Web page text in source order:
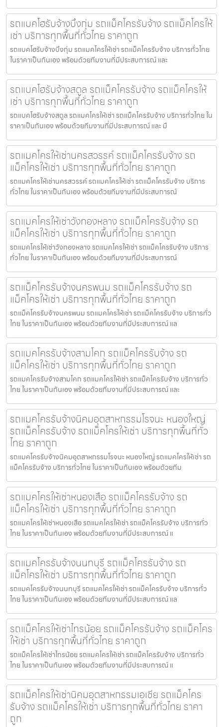
รถแบคโฮรับจ้างบึงกุ่ม รถแม็คโครรับจ้าง รถแม็คโครให้
เช่า บริการทุกพื้นที่ทั่วไทย ราคาถูก
รถแบคโฮรับจ้างบึงกุ่ม รถแมคโครให้เช่า รถแม็คโครรับจ้าง บริการทั่วไทย
ในราคาเป็นกันเอง พร้อมด้วยทีมงานที่มีประสบการณ์ และ
รถแบคโฮรับจ้างสตูล รถแม็คโครรับจ้าง รถแม็คโครให้
เช่า บริการทุกพื้นที่ทั่วไทย ราคาถูก
รถแบคโฮรับจ้างสตูล รถแมคโครให้เช่า รถแม็คโครรับจ้าง บริการทั่วไทย ใน
ราคาเป็นกันเอง พร้อมด้วยทีมงานที่มีประสบการณ์ และ มื
รถแมคโครให้เช่านครสวรรค์ รถแม็คโครรับจ้าง รถ
แม็คโครให้เช่า บริการทุกพื้นที่ทั่วไทย ราคาถูก
รถแมคโครให้เช่านครสวรรค์ รถแมคโครให้เช่า รถแม็คโครรับจ้าง บริการ
ทั่วไทย ในราคาเป็นกันเอง พร้อมด้วยทีมงานที่มีประสบการณ์
รถแมคโครให้เช่าวังทองหลาง รถแม็คโครรับจ้าง รถ
แม็คโครให้เช่า บริการทุกพื้นที่ทั่วไทย ราคาถูก
รถแมคโครให้เช่าวังทองหลาง รถแมคโครให้เช่า รถแม็คโครรับจ้าง บริการ
ทั่วไทย ในราคาเป็นกันเอง พร้อมด้วยทีมงานที่มีประสบการณ์
รถแม็คโครรับจ้างนครพนม รถแม็คโครรับจ้าง รถ
แม็คโครให้เช่า บริการทุกพื้นที่ทั่วไทย ราคาถูก
รถแม็คโครรับจ้างนครพนม รถแมคโครให้เช่า รถแม็คโครรับจ้าง บริการทั่ว
ไทย ในราคาเป็นกันเอง พร้อมด้วยทีมงานที่มีประสบการณ์ แล
รถแมคโครรับจ้างสามโคก รถแม็คโครรับจ้าง รถ
แม็คโครให้เช่า บริการทุกพื้นที่ทั่วไทย ราคาถูก
รถแมคโครรับจ้างสามโคก รถแมคโครให้เช่า รถแม็คโครรับจ้าง บริการทั่ว
ไทย ในราคาเป็นกันเอง พร้อมด้วยทีมงานที่มีประสบการณ์ และ
รถแมคโครรับจ้างนิคมอุตสาหกรรมโรจนะ หนองใหญ่
รถแม็คโครรับจ้าง รถแม็คโครให้เช่า บริการทุกพื้นที่ทั่ว
ไทย ราคาถูก
รถแมคโครรับจ้างนิคมอุตสาหกรรมโรจนะ หนองใหญ่ รถแมคโครให้เช่า รถ
แม็คโครรับจ้าง บริการทั่วไทย ในราคาเป็นกันเอง พร้อมด้วยทีม
รถแมคโครให้เช่าหนองเสือ รถแม็คโครรับจ้าง รถ
แม็คโครให้เช่า บริการทุกพื้นที่ทั่วไทย ราคาถูก
รถแมคโครให้เช่าหนองเสือ รถแมคโครให้เช่า รถแม็คโครรับจ้าง บริการทั่ว
ไทย ในราคาเป็นกันเอง พร้อมด้วยทีมงานที่มีประสบการณ์ แ
รถแมคโครรับจ้างนนทบุรี รถแม็คโครรับจ้าง รถ
แม็คโครให้เช่า บริการทุกพื้นที่ทั่วไทย ราคาถูก
รถแมคโครรับจ้างนนทบุรี รถแมคโครให้เช่า รถแม็คโครรับจ้าง บริการทั่ว
ไทย ในราคาเป็นกันเอง พร้อมด้วยทีมงานที่มีประสบการณ์ แล
รถแม็คโครให้เช่าไทรน้อย รถแม็คโครรับจ้าง รถแม็คโคร
ให้เช่า บริการทุกพื้นที่ทั่วไทย ราคาถูก
รถแม็คโครให้เช่าไทรน้อย รถแมคโครให้เช่า รถแม็คโครรับจ้าง บริการทั่ว
ไทย ในราคาเป็นกันเอง พร้อมด้วยทีมงานที่มีประสบการณ์ แ
รถแม็คโครให้เช่านิคมอุตสาหกรรมเอเชีย รถแม็คโคร
รับจ้าง รถแม็คโครให้เช่า บริการทุกพื้นที่ทั่วไทย ราคา
ถูก